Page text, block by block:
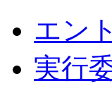
エン
実行